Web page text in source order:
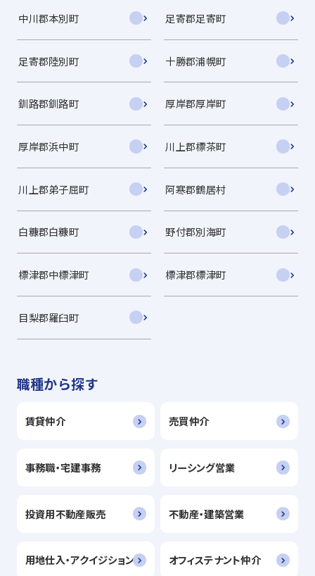
中川郡本別町 足寄郡足寄町
足寄郡陸別町 十勝郡浦幌町
釧路郡釧路町 厚岸郡厚岸町
厚岸郡浜中町 川上郡標茶町
川上郡弟子屈町 阿寒郡鶴居村
白糠郡白糠町 野付郡別海町
標津郡中標津町 標津郡標津町
目梨郡羅臼町
職種から探す
賃貸仲介 売買仲介
事務職・宅建事務 リーシング営業
投資用不動産販売 不動産・建築営業
用地仕入・アクイジション オフィステナント仲介